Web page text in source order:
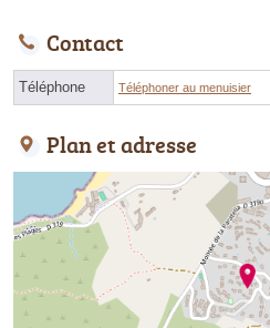
Contact
Téléphone Téléphoner au menuisier
Plan et adresse